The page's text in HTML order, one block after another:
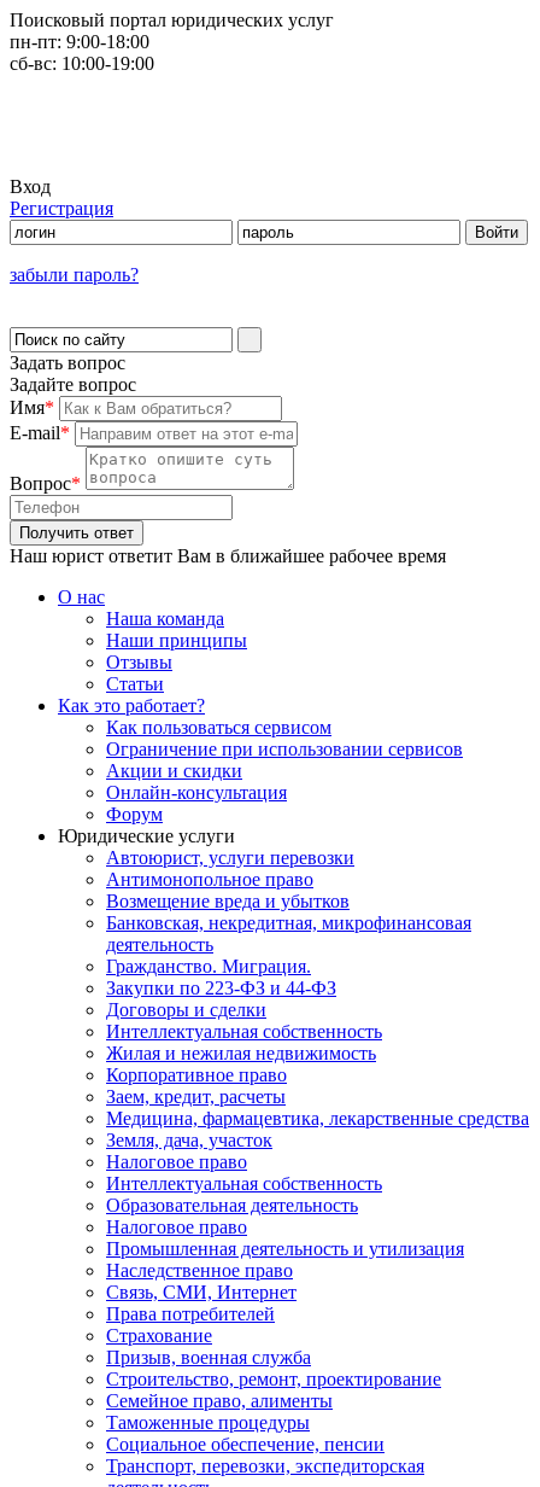
Поисковый портал юридических услуг
пн-пт: 9:00-18:00
сб-вс: 10:00-19:00
Вход
Регистрация
забыли пароль?
Задать вопрос
Задайте вопрос
Имя*
E-mail*
Вопрос*
Наш юрист ответит Вам в ближайшее рабочее время
О нас
Наша команда
Наши принципы
Отзывы
Статьи
Как это работает?
Как пользоваться сервисом
Ограничение при использовании сервисов
Акции и скидки
Онлайн-консультация
Форум
Юридические услуги
Автоюрист, услуги перевозки
Антимонопольное право
Возмещение вреда и убытков
Банковская, некредитная, микрофинансовая
деятельность
Гражданство. Миграция.
Закупки по 223-ФЗ и 44-ФЗ
Договоры и сделки
Интеллектуальная собственность
Жилая и нежилая недвижимость
Корпоративное право
Заем, кредит, расчеты
Медицина, фармацевтика, лекарственные средства
Земля, дача, участок
Налоговое право
Интеллектуальная собственность
Образовательная деятельность
Налоговое право
Промышленная деятельность и утилизация
Наследственное право
Связь, СМИ, Интернет
Права потребителей
Страхование
Призыв, военная служба
Строительство, ремонт, проектирование
Семейное право, алименты
Таможенные процедуры
Социальное обеспечение, пенсии
Транспорт, перевозки, экспедиторская